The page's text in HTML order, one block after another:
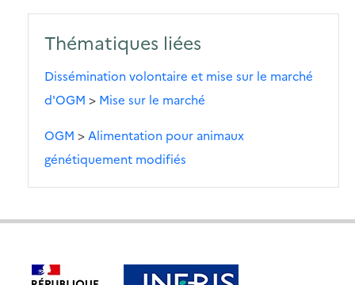
Thématiques liées
Dissémination volontaire et mise sur le marché
d'OGM > Mise sur le marché
OGM > Alimentation pour animaux
génétiquement modifiés